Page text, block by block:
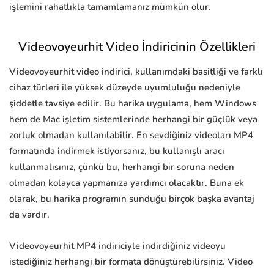
işlemini rahatlıkla tamamlamanız mümkün olur.
Videovoyeurhit Video İndiricinin Özellikleri
Videovoyeurhit video indirici, kullanımdaki basitliği ve farklı
cihaz türleri ile yüksek düzeyde uyumluluğu nedeniyle
şiddetle tavsiye edilir. Bu harika uygulama, hem Windows
hem de Mac işletim sistemlerinde herhangi bir güçlük veya
zorluk olmadan kullanılabilir. En sevdiğiniz videoları MP4
formatında indirmek istiyorsanız, bu kullanışlı aracı
kullanmalısınız, çünkü bu, herhangi bir soruna neden
olmadan kolayca yapmanıza yardımcı olacaktır. Buna ek
olarak, bu harika programın sunduğu birçok başka avantaj
da vardır.
Videovoyeurhit MP4 indiriciyle indirdiğiniz videoyu
istediğiniz herhangi bir formata dönüştürebilirsiniz. Video